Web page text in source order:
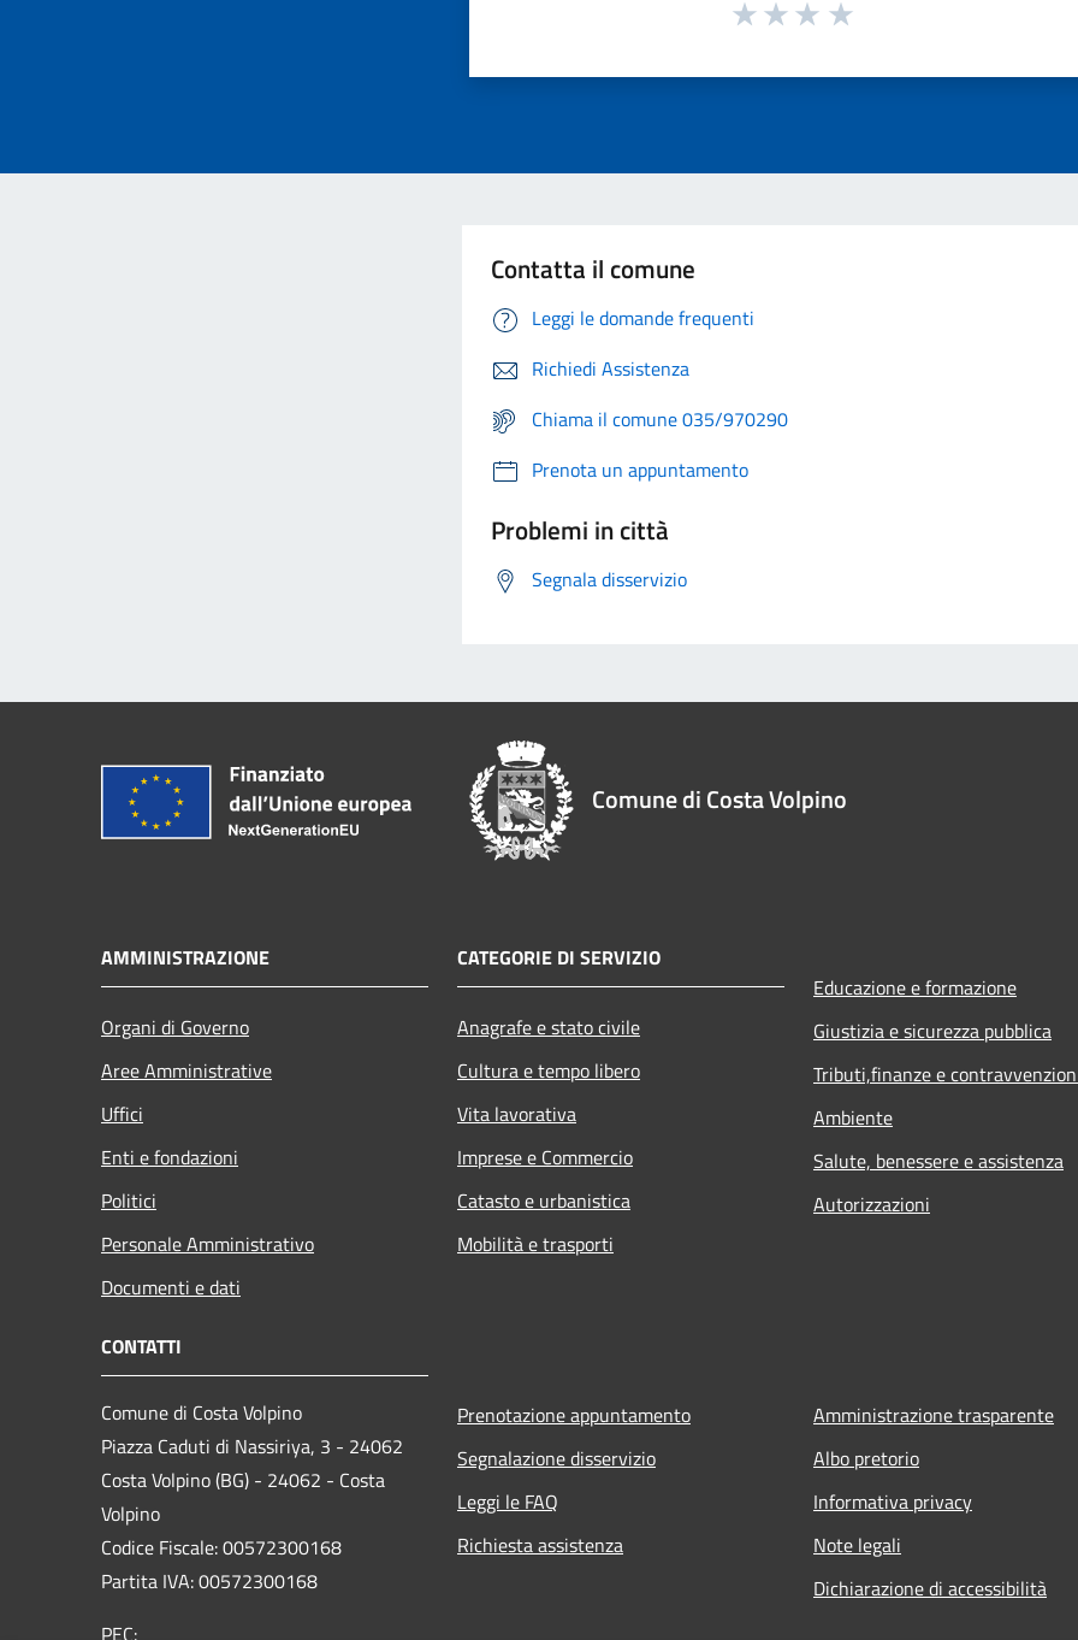
Contatta il comune
Leggi le domande frequenti
Richiedi Assistenza
Chiama il comune 035/970290
Prenota un appuntamento
Problemi in città
Segnala disservizio
Comune di Costa Volpino
AMMINISTRAZIONE
Organi di Governo
Aree Amministrative
Uffici
Enti e fondazioni
Politici
Personale Amministrativo
Documenti e dati
CATEGORIE DI SERVIZIO
Anagrafe e stato civile
Cultura e tempo libero
Vita lavorativa
Imprese e Commercio
Catasto e urbanistica
Mobilità e trasporti
Educazione e formazione
Giustizia e sicurezza pubblica
Tributi,finanze e
Ambiente
Salute, benessere e assistenza
Autorizzazioni
CONTATTI
Comune di Costa Volpino
Piazza Caduti di Nassiriya, 3 - 24062
Costa Volpino (BG) - 24062 - Costa
Volpino
Codice Fiscale: 00572300168
Partita IVA: 00572300168
PEC:
Prenotazione appuntamento
Segnalazione disservizio
Leggi le FAQ
Richiesta assistenza
Amministrazione trasparente
Albo pretorio
Informativa privacy
Note legali
Dichiarazione di accessibilità